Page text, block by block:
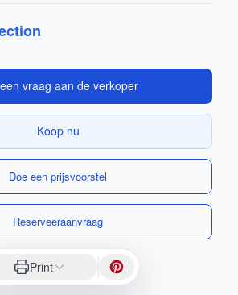
vraag aan de verkoper
Koop nu
Doe een prijsvoorstel
Reserveeraanvraag
Print